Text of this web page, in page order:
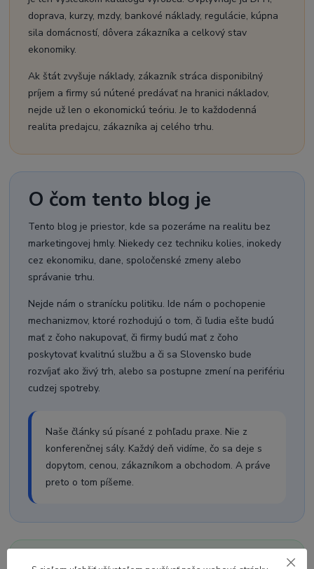
doprava, kurzy, mzdy, bankové náklady, regulácie, kúpna
sila domácností, dôvera zákazníka a celkový stav
ekonomiky.
Ak štát zvyšuje náklady, zákazník stráca disponibilný
príjem a firmy sú nútené predávať na hranici nákladov,
nejde už len o ekonomickú teóriu. Je to každodenná
realita predajcu, zákazníka aj celého trhu.
O čom tento blog je
Tento blog je priestor, kde sa pozeráme na realitu bez
marketingovej hmly. Niekedy cez techniku kolies, inokedy
cez ekonomiku, dane, spoločenské zmeny alebo
správanie trhu.
Nejde nám o stranícku politiku. Ide nám o pochopenie
mechanizmov, ktoré rozhodujú o tom, či ľudia ešte budú
mať z čoho nakupovať, či firmy budú mať z čoho
poskytovať kvalitnú službu a či sa Slovensko bude
rozvíjať ako živý trh, alebo sa postupne zmení na perifériu
cudzej spotreby.
Naše články sú písané z pohľadu praxe. Nie z
konferenčnej sály. Každý deň vidíme, čo sa deje s
dopytom, cenou, zákazníkom a obchodom. A práve
preto o tom píšeme.